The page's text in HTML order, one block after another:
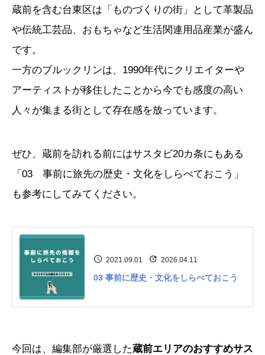
蔵前を含む台東区は「ものづくりの街」として革製品
や伝統工芸品、おもちゃなど生活関連用品産業が盛ん
です。
一方のブルックリンは、1990年代にクリエイターや
アーティストが移住したことから今でも感度の高い
人々が集まる街として存在感を放っています。
ぜひ、蔵前を訪れる前にはサスタビ20カ条にもある
「03 事前に旅先の歴史・文化をしらべておこう」
も参考にしてみてください。
2021.09.01 2026.04.11
03 事前に歴史・文化をしらべておこう
今回は、編集部が厳選した蔵前エリアのおすすめサス